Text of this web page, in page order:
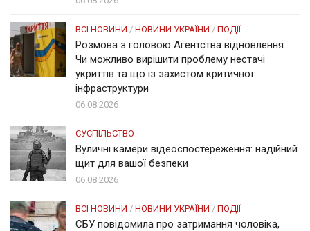
ВСІ НОВИНИ / НОВИНИ УКРАЇНИ / ПОДІЇ
Розмова з головою Агентства відновлення.
Чи можливо вирішити проблему нестачі
укриттів та що із захистом критичної
інфраструктури
06.08.2026
СУСПІЛЬСТВО
Вуличні камери відеоспостереження: надійний
щит для вашої безпеки
06.08.2026
ВСІ НОВИНИ / НОВИНИ УКРАЇНИ / ПОДІЇ
СБУ повідомила про затримання чоловіка,